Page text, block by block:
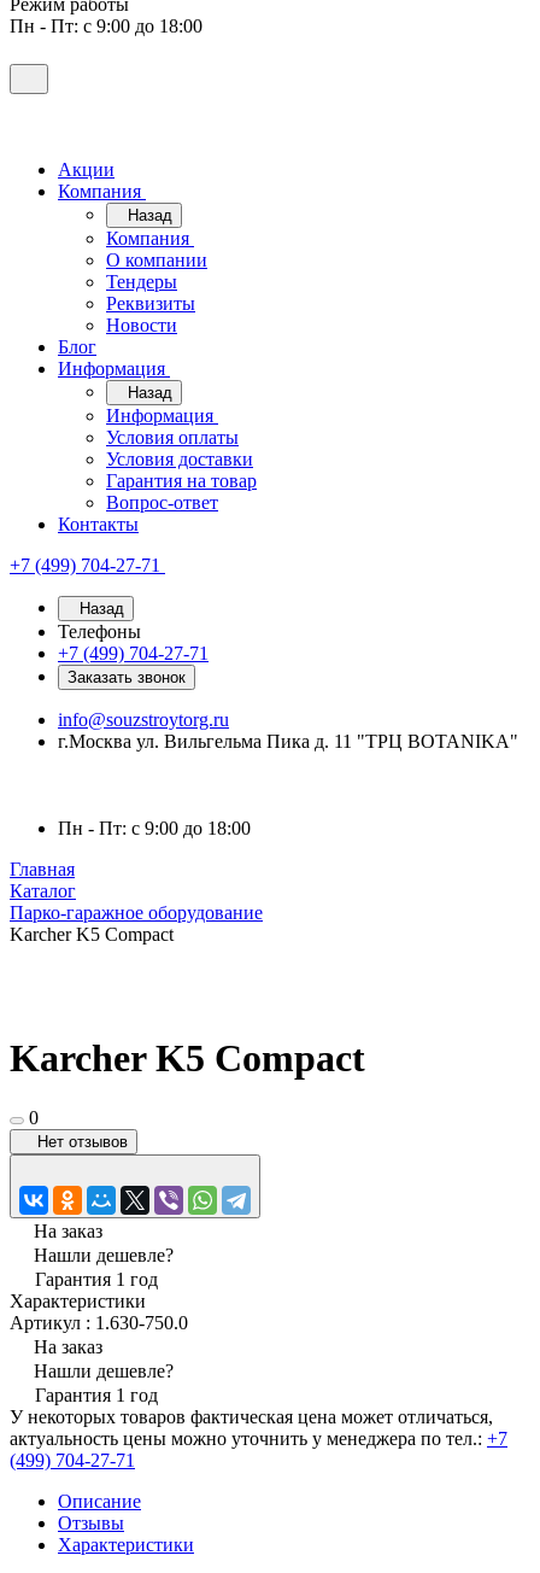
Режим работы
Пн - Пт: с 9:00 до 18:00
Акции
Компания
Назад
Компания
О компании
Тендеры
Реквизиты
Новости
Блог
Информация
Назад
Информация
Условия оплаты
Условия доставки
Гарантия на товар
Вопрос-ответ
Контакты
+7 (499) 704-27-71
Назад
Телефоны
+7 (499) 704-27-71
Заказать звонок
info@souzstroytorg.ru
г.Москва ул. Вильгельма Пика д. 11 "ТРЦ BOTANIKA"
Пн - Пт: с 9:00 до 18:00
Главная
Каталог
Парко-гаражное оборудование
Karcher K5 Compact
Karcher K5 Compact
0
Нет отзывов
На заказ
Нашли дешевле?
Гарантия 1 год
Характеристики
Артикул : 1.630-750.0
На заказ
Нашли дешевле?
Гарантия 1 год
У некоторых товаров фактическая цена может отличаться,
актуальность цены можно уточнить у менеджера по тел.: +7
(499) 704-27-71
Описание
Отзывы
Характеристики